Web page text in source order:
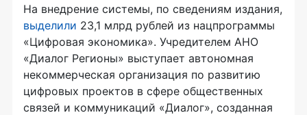
На внедрение системы, по сведениям издания,
выделили 23,1 млрд рублей из нацпрограммы
«Цифровая экономика». Учредителем АНО
«Диалог Регионы» выступает автономная
некоммерческая организация по развитию
цифровых проектов в сфере общественных
связей и коммуникаций «Диалог», созданная